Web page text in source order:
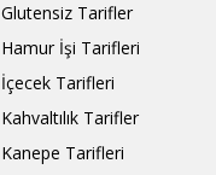
Glutensiz Tarifler
Hamur İşi Tarifleri
İçecek Tarifleri
Kahvaltılık Tarifler
Kanepe Tarifleri